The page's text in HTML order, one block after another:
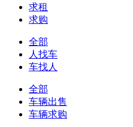
求租
求购
全部
人找车
车找人
全部
车辆出售
车辆求购